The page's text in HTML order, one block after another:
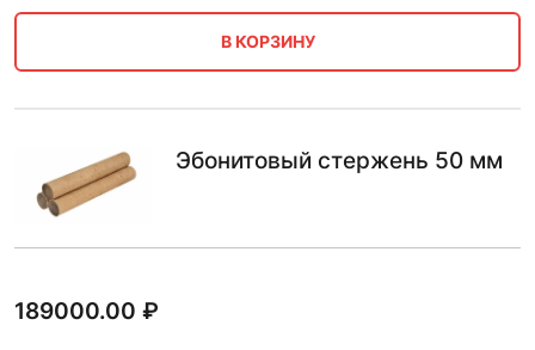
В КОРЗИНУ
Эбонитовый стержень 50 мм
189000.00 ₽